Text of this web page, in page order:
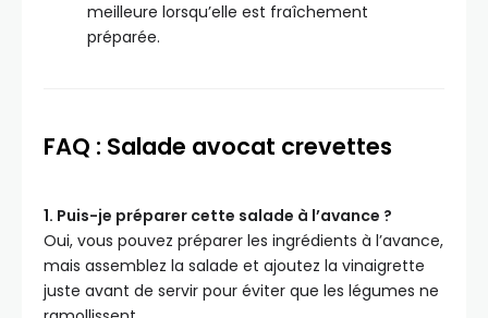
meilleure lorsqu’elle est fraîchement
préparée.
FAQ : Salade avocat crevettes
1. Puis-je préparer cette salade à l’avance ?
Oui, vous pouvez préparer les ingrédients à l’avance,
mais assemblez la salade et ajoutez la vinaigrette
juste avant de servir pour éviter que les légumes ne